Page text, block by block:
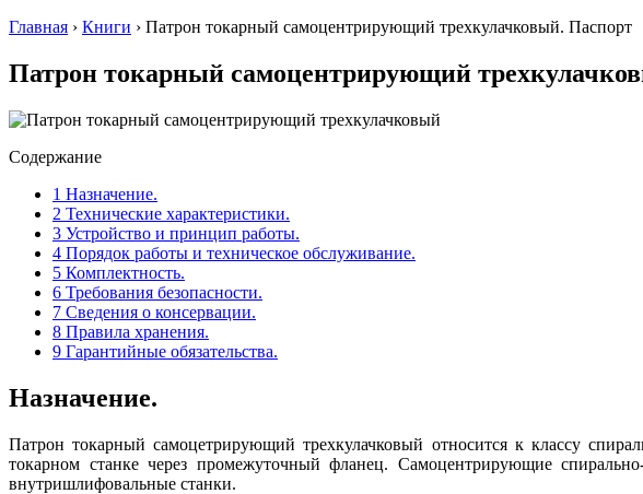
Главная › Книги › Патрон токарный самоцентрирующий трехкулачковый. Паспорт
Патрон токарный самоцентрирующий
Содержание
1 Назначение.
2 Технические характеристики.
3 Устройство и принцип работы.
4 Порядок работы и техническое обслуживание.
5 Комплектность.
6 Требования безопасности.
7 Сведения о консервации.
8 Правила хранения.
9 Гарантийные обязательства.
Назначение.
Патрон токарный самоцетрирующий трехкулачковый относится к классу
токарном станке через промежуточный фланец. Самоцентрирующие
внутришлифовальные станки.